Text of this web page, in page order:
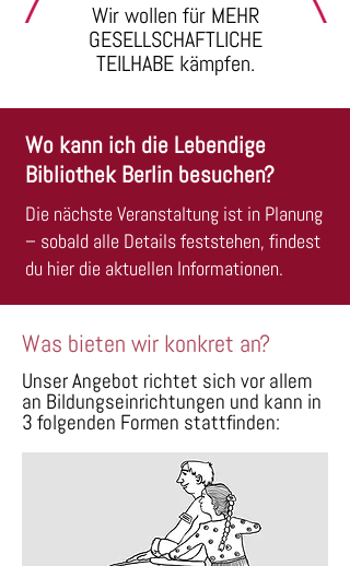
Wir wollen für MEHR
GESELLSCHAFTLICHE
TEILHABE kämpfen.
Wo kann ich die Lebendige
Bibliothek Berlin besuchen?
Die nächste Veranstaltung ist in Planung
– sobald alle Details feststehen, findest
du hier die aktuellen Informationen.
Was bieten wir konkret an?
Unser Angebot richtet sich vor allem
an Bildungseinrichtungen und kann in
3 folgenden Formen stattfinden: